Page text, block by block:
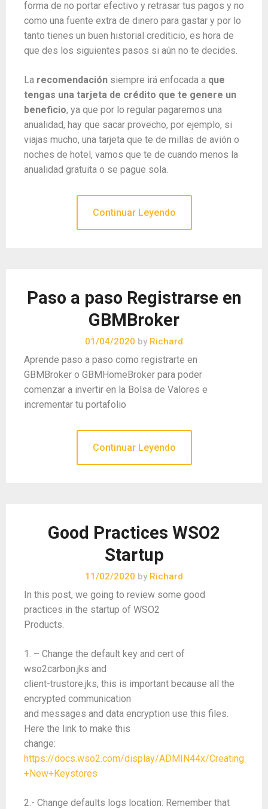
forma de no portar efectivo y retrasar tus pagos y no
como una fuente extra de dinero para gastar y por lo
tanto tienes un buen historial crediticio, es hora de
que des los siguientes pasos si aún no te decides.
La recomendación siempre irá enfocada a que
tengas una tarjeta de crédito que te genere un
beneficio, ya que por lo regular pagaremos una
anualidad, hay que sacar provecho, por ejemplo, si
viajas mucho, una tarjeta que te de millas de avión o
noches de hotel, vamos que te de cuando menos la
anualidad gratuita o se pague sola.
Continuar Leyendo
Paso a paso Registrarse en
GBMBroker
01/04/2020 by Richard
Aprende paso a paso como registrarte en
GBMBroker o GBMHomeBroker para poder
comenzar a invertir en la Bolsa de Valores e
incrementar tu portafolio
Continuar Leyendo
Good Practices WSO2
Startup
11/02/2020 by Richard
In this post, we going to review some good
practices in the startup of WSO2
Products.
1. – Change the default key and cert of
wso2carbon.jks and
client-trustore.jks, this is important because all the
encrypted communication
and messages and data encryption use this files.
Here the link to make this
change:
https://docs.wso2.com/display/ADMIN44x/Creating
+New+Keystores
2.- Change defaults logs location: Remember that